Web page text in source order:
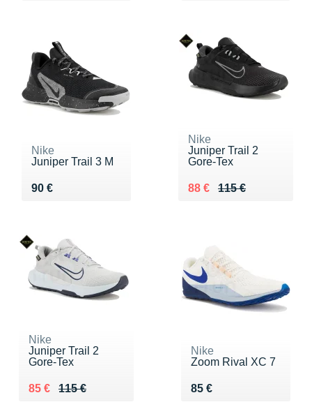
Nike
Juniper Trail 3 M
90 €
Vendu 90 €
Nike
Juniper Trail 2
Gore-Tex
115 €
Au lieu de 115 €
88 €
Vendu 88 €
Nike
Juniper Trail 2
Gore-Tex
115 €
Au lieu de 115 €
85 €
Vendu 85 €
Nike
Zoom Rival XC 7
85 €
Vendu 85 €